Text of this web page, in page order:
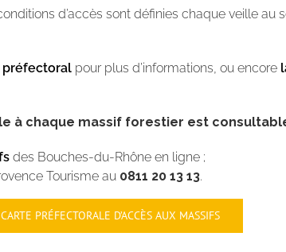
d’accès sont définies chaque veille au
préfectoral pour plus d’informations, ou encore
à chaque massif forestier est
des Bouches-du-Rhône en ligne ;
Tourisme au 0811 20 13 13.
CARTE PRÉFECTORALE D’ACCÈS AUX MASSIFS